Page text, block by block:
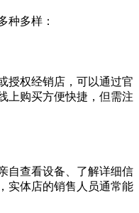
种多样：
授权经销店，可以通过官
上购买方便快捷，但需注
自查看设备、了解详细信
实体店的销售人员通常能